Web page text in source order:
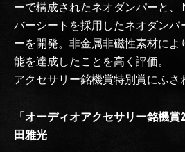
ーで構成されたネオダンパーと、
バーシートを採用したネオダンパ
ーを開発。非金属非磁性素材によ
能を達成したことを高く評価。
アクセサリー銘機賞特別賞にふさ
「オーディオアクセサリー銘機
田雅光